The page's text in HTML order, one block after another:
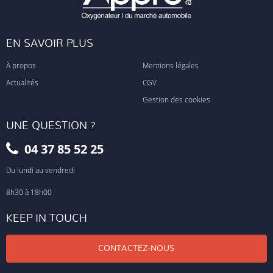
EN SAVOIR PLUS
À propos
Actualités
Mentions légales
CGV
Gestion des cookies
UNE QUESTION ?
04 37 85 52 25
Du lundi au vendredi
8h30 à 18h00
KEEP IN TOUCH
CONTACTEZ-NOUS